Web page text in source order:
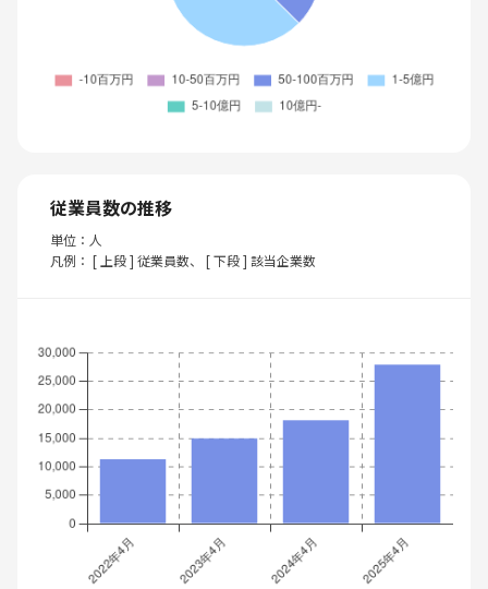
従業員数の推移
単位：人
凡例： [ 上段 ] 従業員数、 [ 下段 ] 該当企業数